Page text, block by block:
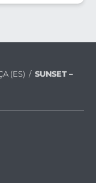
(ES)
SUNSET –